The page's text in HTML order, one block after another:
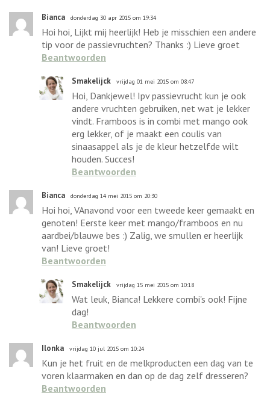
Bianca donderdag 30 apr 2015 om 19:34
Hoi hoi, Lijkt mij heerlijk! Heb je misschien een andere
tip voor de passievruchten? Thanks :) Lieve groet
Beantwoorden
Smakelijck vrijdag 01 mei 2015 om 08:47
Hoi, Dankjewel! Ipv passievrucht kun je ook
andere vruchten gebruiken, net wat je lekker
vindt. Framboos is in combi met mango ook
erg lekker, of je maakt een coulis van
sinaasappel als je de kleur hetzelfde wilt
houden. Succes!
Beantwoorden
Bianca donderdag 14 mei 2015 om 20:30
Hoi hoi, VAnavond voor een tweede keer gemaakt en
genoten! Eerste keer met mango/framboos en nu
aardbei/blauwe bes :) Zalig, we smullen er heerlijk
van! Lieve groet!
Beantwoorden
Smakelijck vrijdag 15 mei 2015 om 10:18
Wat leuk, Bianca! Lekkere combi's ook! Fijne
dag!
Beantwoorden
Ilonka vrijdag 10 jul 2015 om 10:24
Kun je het fruit en de melkproducten een dag van te
voren klaarmaken en dan op de dag zelf dresseren?
Beantwoorden